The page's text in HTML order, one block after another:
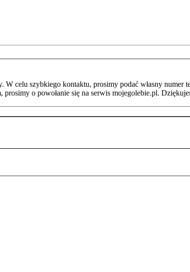
W celu szybkiego kontaktu, prosimy podać własny numer
prosimy o powołanie się na serwis mojegolebie.pl.